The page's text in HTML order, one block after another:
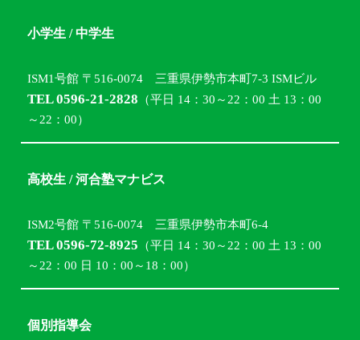
小学生 / 中学生
ISM1号館 〒516-0074 三重県伊勢市本町7-3 ISMビル
TEL 0596-21-2828 （平日 14：30～22：00 土 13：00
～22：00）
高校生 / 河合塾マナビス
ISM2号館 〒516-0074 三重県伊勢市本町6-4
TEL 0596-72-8925 （平日 14：30～22：00 土 13：00
～22：00 日 10：00～18：00）
個別指導会